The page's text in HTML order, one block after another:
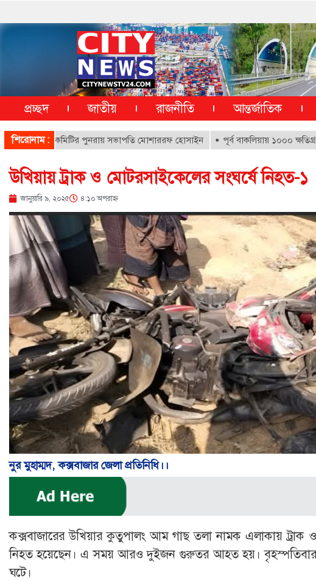
প্রচ্ছদ জাতীয় রাজনীতি আন্তর্জাতিক
শিরোনাম :
কমিটির পুনরায় সভাপতি মোশাররফ হোসাইন পূর্ব বাকলিয়ায় ১০০০ ক্ষতিগ্রস্থ
উখিয়ায় ট্রাক ও মোটরসাইকেলের সংঘর্ষে নিহত-১
জানুয়ারি ৯, ২০২৫ ৪:১০ অপরাহ্ণ
নুর মুহাম্মদ, কক্সবাজার জেলা প্রতিনিধি।।
কক্সবাজারের উখিয়ার কুতুপালং আম গাছ তলা নামক এলাকায়
নিহত হয়েছেন। এ সময় আরও দুইজন গুরুতর আহত হয়। বৃহস্পতিবার
ঘটে।